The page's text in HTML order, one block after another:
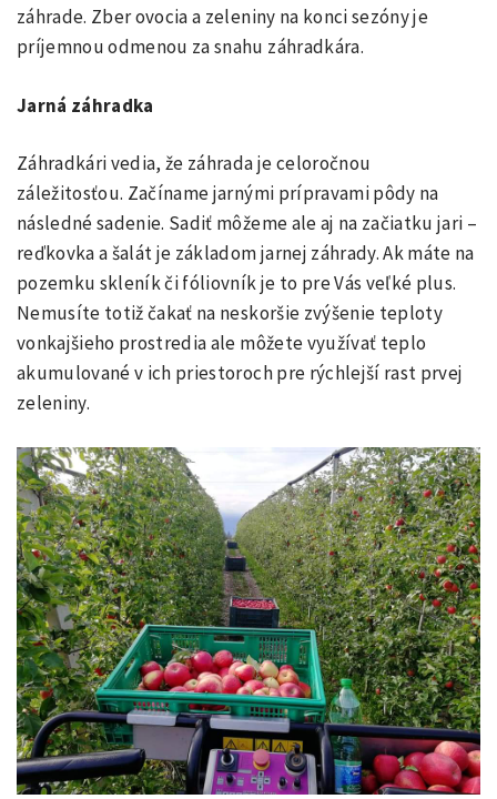
záhrade. Zber ovocia a zeleniny na konci sezóny je
príjemnou odmenou za snahu záhradkára.
Jarná záhradka
Záhradkári vedia, že záhrada je celoročnou
záležitosťou. Začíname jarnými prípravami pôdy na
následné sadenie. Sadiť môžeme ale aj na začiatku jari –
reďkovka a šalát je základom jarnej záhrady. Ak máte na
pozemku skleník či fóliovník je to pre Vás veľké plus.
Nemusíte totiž čakať na neskoršie zvýšenie teploty
vonkajšieho prostredia ale môžete využívať teplo
akumulované v ich priestoroch pre rýchlejší rast prvej
zeleniny.